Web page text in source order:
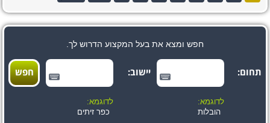
חפש ומצא את בעל המקצוע הדרוש לך.
תחום:
לדוגמא:
הובלות
יישוב:
לדוגמא:
כפר זיתים